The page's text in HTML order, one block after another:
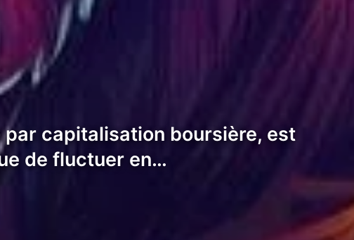
par capitalisation boursière, est
de fluctuer en…